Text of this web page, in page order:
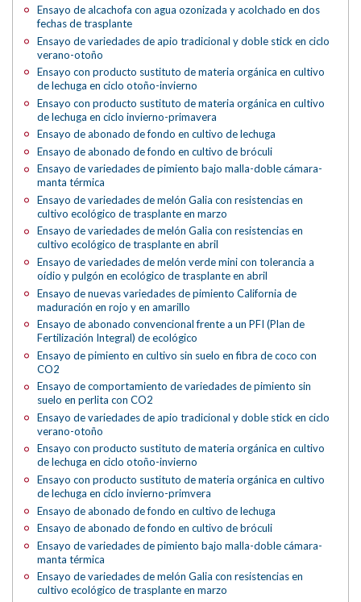
Ensayo de alcachofa con agua ozonizada y acolchado en dos
fechas de trasplante
Ensayo de variedades de apio tradicional y doble stick en ciclo
verano-otoño
Ensayo con producto sustituto de materia orgánica en cultivo
de lechuga en ciclo otoño-invierno
Ensayo con producto sustituto de materia orgánica en cultivo
de lechuga en ciclo invierno-primavera
Ensayo de abonado de fondo en cultivo de lechuga
Ensayo de abonado de fondo en cultivo de bróculi
Ensayo de variedades de pimiento bajo malla-doble cámara-
manta térmica
Ensayo de variedades de melón Galia con resistencias en
cultivo ecológico de trasplante en marzo
Ensayo de variedades de melón Galia con resistencias en
cultivo ecológico de trasplante en abril
Ensayo de variedades de melón verde mini con tolerancia a
oídio y pulgón en ecológico de trasplante en abril
Ensayo de nuevas variedades de pimiento California de
maduración en rojo y en amarillo
Ensayo de abonado convencional frente a un PFI (Plan de
Fertilización Integral) de ecológico
Ensayo de pimiento en cultivo sin suelo en fibra de coco con
CO2
Ensayo de comportamiento de variedades de pimiento sin
suelo en perlita con CO2
Ensayo de variedades de apio tradicional y doble stick en ciclo
verano-otoño
Ensayo con producto sustituto de materia orgánica en cultivo
de lechuga en ciclo otoño-invierno
Ensayo con producto sustituto de materia orgánica en cultivo
de lechuga en ciclo invierno-primvera
Ensayo de abonado de fondo en cultivo de lechuga
Ensayo de abonado de fondo en cultivo de bróculi
Ensayo de variedades de pimiento bajo malla-doble cámara-
manta térmica
Ensayo de variedades de melón Galia con resistencias en
cultivo ecológico de trasplante en marzo